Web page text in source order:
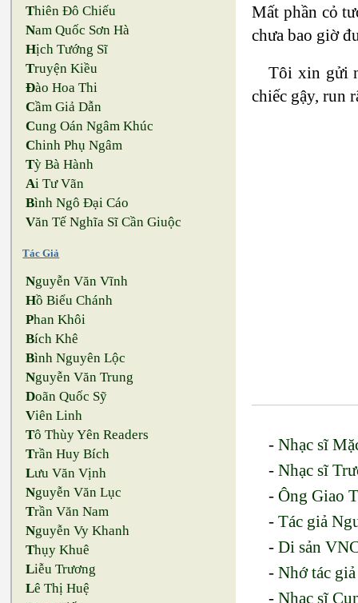
Thiên Đô Chiếu
Nam Quốc Sơn Hà
Hịch Tướng Sĩ
Truyện Kiều
Đào Hoa Thi
Cầm Giả Dẫn
Cung Oán Ngâm Khúc
Chinh Phụ Ngâm
Tỳ Bà Hành
Ai Tư Vãn
Bình Ngô Đại Cáo
Văn Tế Nghĩa Sĩ Cần Giuộc
Tác Giả
Nguyễn Văn Vĩnh
Hồ Biểu Chánh
Phan Khôi
Bích Khê
Bình Nguyên Lộc
Nguyễn Văn Trung
Doãn Quốc Sỹ
Viên Linh
Tô Thùy Yên Readers
Trần Huy Bích
Lưu Văn Vịnh
Nguyễn Văn Lục
Trần Văn Nam
Nguyễn Vy Khanh
Thụy Khuê
Liễu Trương
Lê Thị Huệ
Mất phần cỏ
chưa bao giờ
Tôi xin gửi
chiếc gậy, run
-Nhạc sĩ
-Nhạc sĩ
-Ông Giao
-Tác giả
-Di sản
-Nhớ tác
-Nhạc sĩ